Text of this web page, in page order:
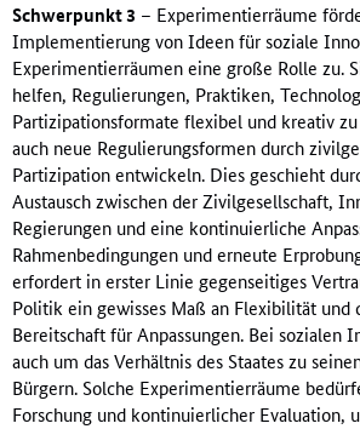
Schwerpunkt 3 – Experimentierräume
Implementierung von Ideen für soziale
Experimentierräumen eine große Rolle zu.
helfen, Regulierungen, Praktiken,
Partizipationsformate flexibel und kreativ
auch neue Regulierungsformen durch
Partizipation entwickeln. Dies geschieht
Austausch zwischen der Zivilgesellschaft,
Regierungen und eine kontinuierliche
Rahmenbedingungen und erneute
erfordert in erster Linie gegenseitiges
Politik ein gewisses Maß an Flexibilität und
Bereitschaft für Anpassungen. Bei sozialen
auch um das Verhältnis des Staates zu
Bürgern. Solche Experimentierräume
Forschung und kontinuierlicher Evaluation,